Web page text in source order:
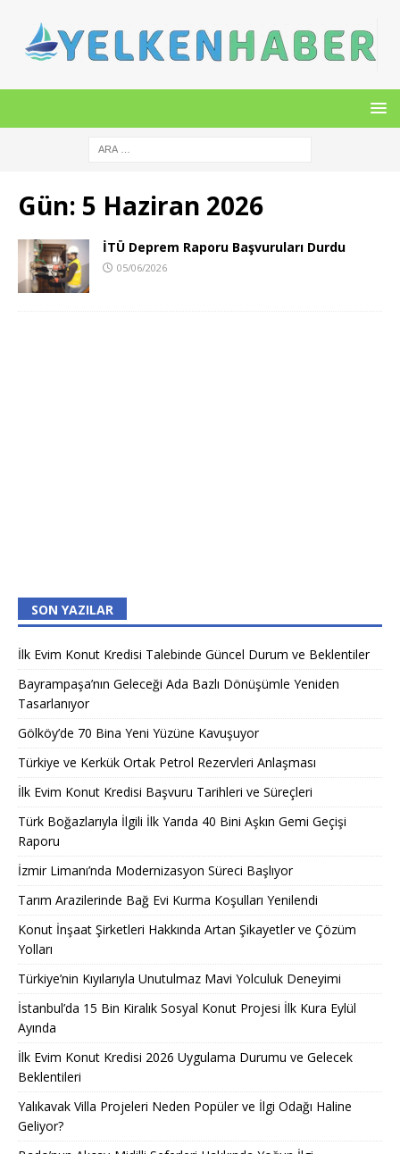
Gün: 5 Haziran 2026
İTÜ Deprem Raporu Başvuruları Durdu
05/06/2026
SON YAZILAR
İlk Evim Konut Kredisi Talebinde Güncel Durum ve Beklentiler
Bayrampaşa’nın Geleceği Ada Bazlı Dönüşümle Yeniden
Tasarlanıyor
Gölköy’de 70 Bina Yeni Yüzüne Kavuşuyor
Türkiye ve Kerkük Ortak Petrol Rezervleri Anlaşması
İlk Evim Konut Kredisi Başvuru Tarihleri ve Süreçleri
Türk Boğazlarıyla İlgili İlk Yarıda 40 Bini Aşkın Gemi Geçişi
Raporu
İzmir Limanı’nda Modernizasyon Süreci Başlıyor
Tarım Arazilerinde Bağ Evi Kurma Koşulları Yenilendi
Konut İnşaat Şirketleri Hakkında Artan Şikayetler ve Çözüm
Yolları
Türkiye’nin Kıyılarıyla Unutulmaz Mavi Yolculuk Deneyimi
İstanbul’da 15 Bin Kiralık Sosyal Konut Projesi İlk Kura Eylül
Ayında
İlk Evim Konut Kredisi 2026 Uygulama Durumu ve Gelecek
Beklentileri
Yalıkavak Villa Projeleri Neden Popüler ve İlgi Odağı Haline
Geliyor?